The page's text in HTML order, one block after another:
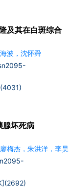
及其在白斑综合
波，沈怀舜
坏死病
梅杰，朱洪洋，李昊